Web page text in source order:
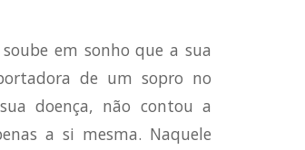
em sonho que a sua
de um sopro no
doença, não contou a
a si mesma. Naquele